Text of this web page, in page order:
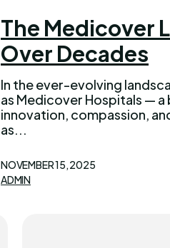
The Medicover
Over Decades
In the ever-evolving
as Medicover Hospitals —
innovation, compassion,
as...
NOVEMBER 15, 2025
ADMIN